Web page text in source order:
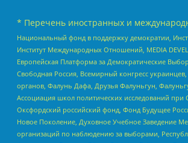
* Перечень иностранных и
Национальный фонд в поддержку демократии,
Институт Международных Отношений, MEDIA
Европейская Платформа за Демократические
Свободная Россия, Всемирный конгресс
органов, Фалунь Дафа, Друзья Фалуньгун,
Ассоциация школ политических исследований
Оксфордский российский фонд, Фонд Будущее
Новое Поколение, Духовное Учебное Заведение
организаций по наблюдению за выборами,